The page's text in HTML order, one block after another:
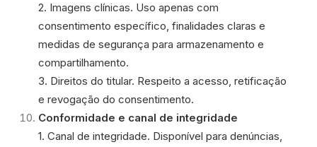
2. Imagens clínicas. Uso apenas com
consentimento específico, finalidades claras e
medidas de segurança para armazenamento e
compartilhamento.
3. Direitos do titular. Respeito a acesso, retificação
e revogação do consentimento.
Conformidade e canal de integridade
1. Canal de integridade. Disponível para denúncias,